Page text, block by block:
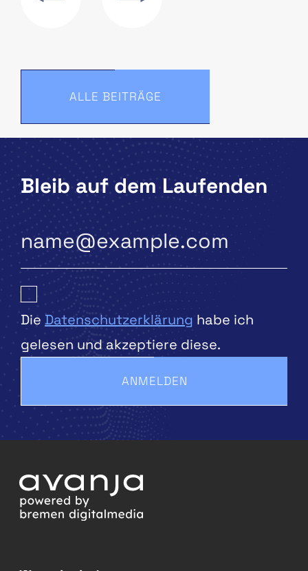
ALLE BEITRÄGE
Bleib auf dem Laufenden
Die Datenschutzerklärung habe ich
gelesen und akzeptiere diese.
ANMELDEN